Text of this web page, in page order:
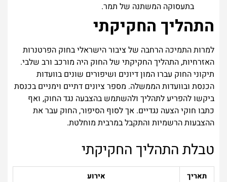
בתעסוקה המשתנה של תמר.
התהליך החקיקתי
למרות התמיכה הרחבה של ציבור הישראלי בחוק הפרטנרות
האזרחיות, התהליך החקיקתי של החוק היה מורכב ורב שלבי.
תיקוני החוק עברו המון דיונים ושיפורים שונים בוועדות
הכנסת ובוועדות הממשלה. מספר ציונים דתיים וימניים בכנסת
ביקשו להפריע לתהליך ולהשתמש בהצבעה נגד החוק, ואף
כתבו חוקי הצעה נגדיים. אך לסוף הסיפור, החוק עבר את
ההצבעות הרשמיות והתקבל במרבית מוחלטת.
טבלת התהליך החקיקתי
תאריך
אירוע